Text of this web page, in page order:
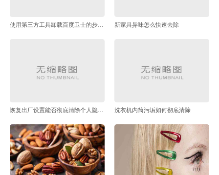
使用第三方工具卸载百度卫士的步骤说明 新家具异味怎么快速去除
恢复出厂设置能否彻底清除个人隐私信息 洗衣机内筒污垢如何彻底清除